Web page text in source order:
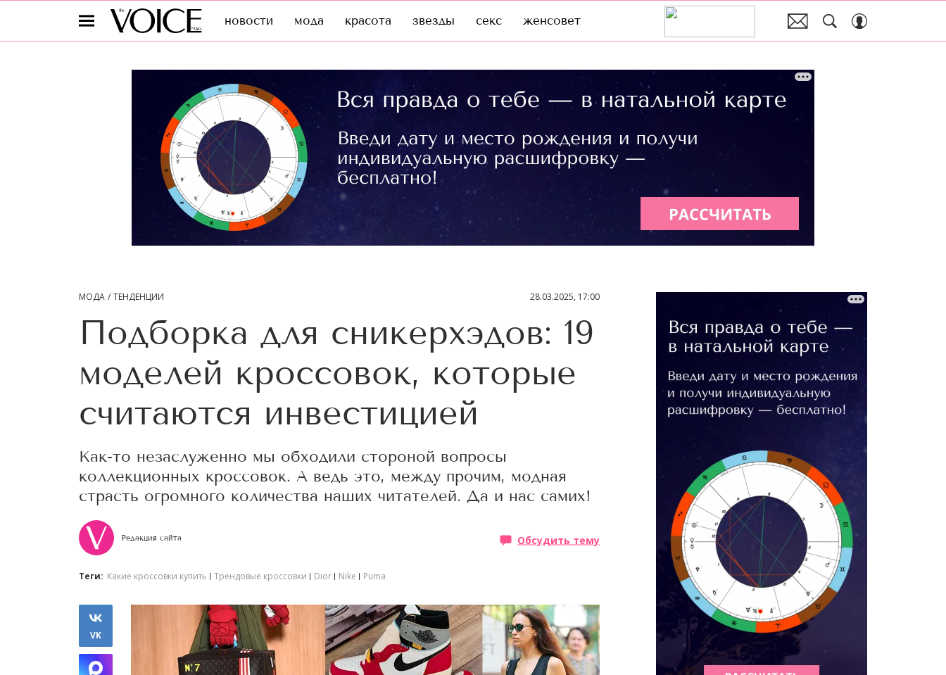
новости мода красота звезды секс женсовет
МОДА ТЕНДЕНЦИИ 28.03.2025, 17:00
Подборка для сникерхэдов: 19
моделей кроссовок, которые
считаются инвестицией
Как-то незаслуженно мы обходили стороной вопросы
коллекционных кроссовок. А ведь это, между прочим, модная
страсть огромного количества наших читателей. Да и нас самих!
Редакция сайта Обсудить тему
Теги: Какие кроссовки купить Трендовые кроссовки Dior Nike Puma
VK